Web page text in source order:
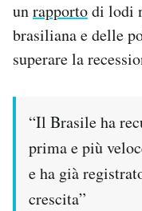
unrapportodi lodi
brasiliana e delle
superare la
“Il Brasile ha
prima e più
e ha già
crescita”